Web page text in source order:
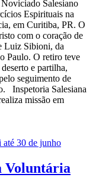
Salesiano
Espirituais na
em Curitiba, PR. O
com o coração de
Luiz Sibioni, da
Paulo. O retiro teve
e partilha,
seguimento de
Inspetoria Salesiana
missão em
Voluntária